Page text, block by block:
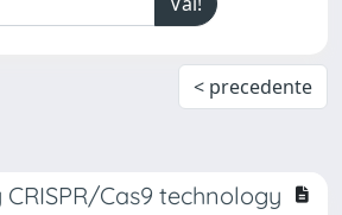
< precedente
Cas9 technology